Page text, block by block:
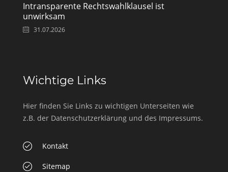
Intransparente Rechtswahlklausel ist
unwirksam
31.07.2026
Wichtige Links
Hier finden Sie Links zu wichtigen Unterseiten wie
z.B. der Datenschutzerklärung und des Impressums.
Kontakt
Sitemap